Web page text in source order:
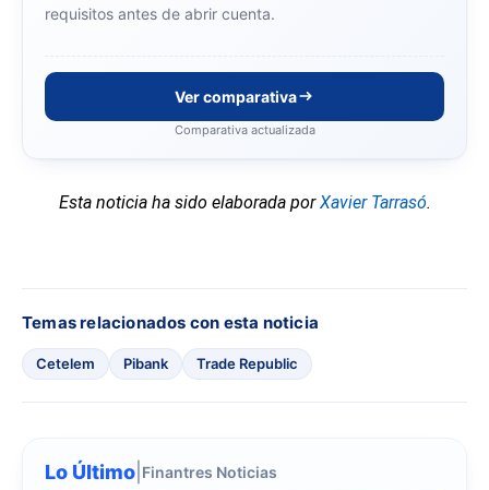
requisitos antes de abrir cuenta.
Ver comparativa
Comparativa actualizada
Esta noticia ha sido elaborada porXavier Tarrasó.
Temas relacionados con esta noticia
Cetelem Pibank Trade Republic
Lo Último Finantres Noticias